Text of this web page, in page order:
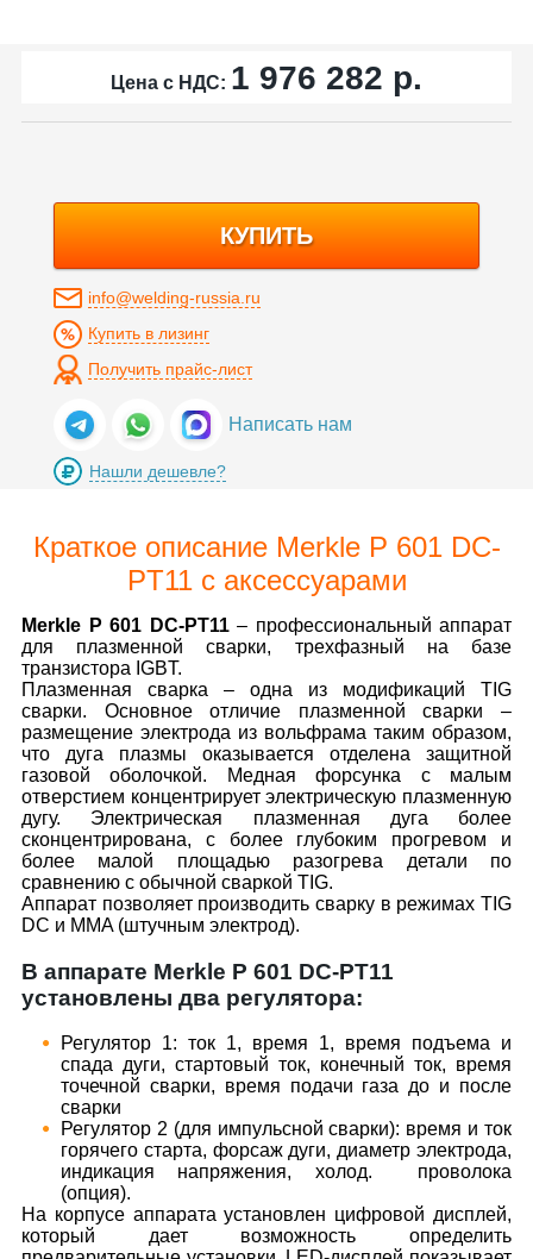
Цена с НДС: 1 976 282 р.
КУПИТЬ
info@welding-russia.ru
Купить в лизинг
Получить прайс-лист
Написать нам
Нашли дешевле?
Краткое описание Merkle P 601 DC-
PT11 с аксессуарами
Merkle P 601 DC-PT11– профессиональный аппарат
для плазменной сварки, трехфазный на базе
транзистора IGBT.
Плазменная сварка – одна из модификаций TIG
сварки. Основное отличие плазменной сварки –
размещение электрода из вольфрама таким образом,
что дуга плазмы оказывается отделена защитной
газовой оболочкой. Медная форсунка с малым
отверстием концентрирует электрическую плазменную
дугу. Электрическая плазменная дуга более
сконцентрирована, с более глубоким прогревом и
более малой площадью разогрева детали по
сравнению с обычной сваркой TIG.
Аппарат позволяет производить сварку в режимах TIG
DC и MMA (штучным электрод).
В аппарате Merkle P 601 DC-PT11
установлены два регулятора:
Регулятор 1: ток 1, время 1, время подъема и
спада дуги, стартовый ток, конечный ток, время
точечной сварки, время подачи газа до и после
сварки
Регулятор 2 (для импульсной сварки): время и ток
горячего старта, форсаж дуги, диаметр электрода,
индикация напряжения, холод. проволока
(опция).
На корпусе аппарата установлен цифровой дисплей,
который дает возможность определить